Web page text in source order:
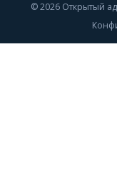
© 2026 Открытый